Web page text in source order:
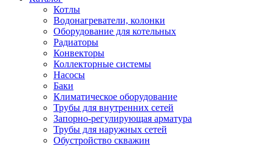
Котлы
Водонагреватели, колонки
Оборудование для котельных
Радиаторы
Конвекторы
Коллекторные системы
Насосы
Баки
Климатическое оборудование
Трубы для внутренних сетей
Запорно-регулирующая арматура
Трубы для наружных сетей
Обустройство скважин